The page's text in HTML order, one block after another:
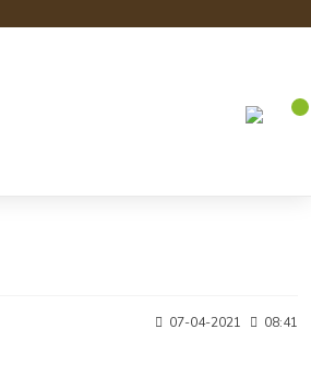
07-04-2021 08:41